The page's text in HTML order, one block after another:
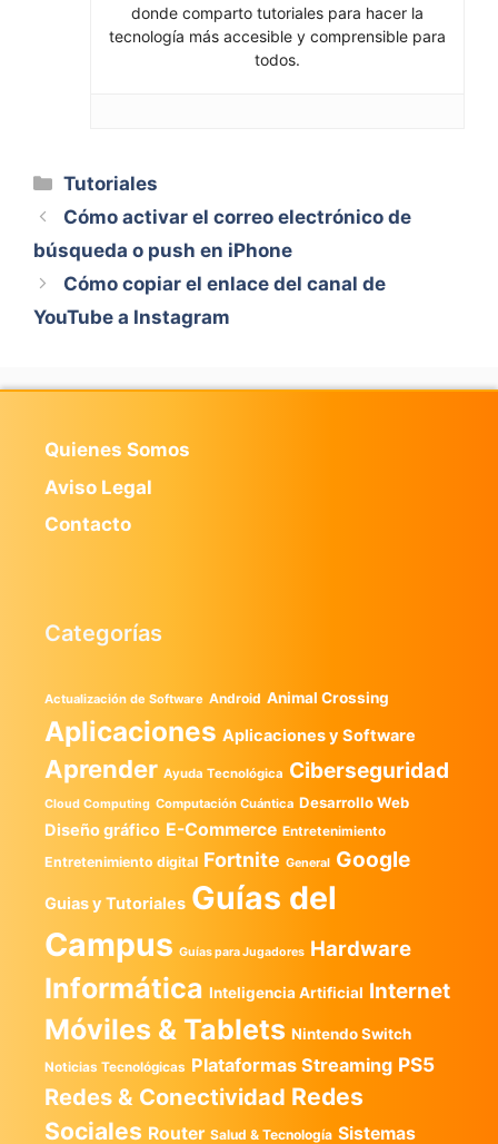
donde comparto tutoriales para hacer la
tecnología más accesible y comprensible para
todos.
Categorías
Tutoriales
Cómo activar el correo electrónico de
búsqueda o push en iPhone
Cómo copiar el enlace del canal de
YouTube a Instagram
Quienes Somos
Aviso Legal
Contacto
Categorías
Actualización de Software Android Animal Crossing
Aplicaciones Aplicaciones y Software
Aprender Ayuda Tecnológica Ciberseguridad
Cloud Computing Computación Cuántica Desarrollo Web
Diseño gráfico E-Commerce Entretenimiento
Entretenimiento digital Fortnite General Google
Guias y Tutoriales Guías del
Campus Guías para Jugadores Hardware
Informática Inteligencia Artificial Internet
Móviles & Tablets Nintendo Switch
Noticias Tecnológicas Plataformas Streaming PS5
Redes & Conectividad Redes
Sociales Router Salud & Tecnología Sistemas